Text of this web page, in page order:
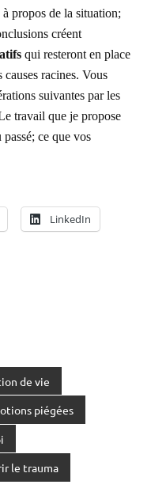
propos de la situation;
créent
qui resteront en place
causes racines. Vous
suivantes par les
travail que je propose
ce que vos
LinkedIn
de vie
piégées
le trauma